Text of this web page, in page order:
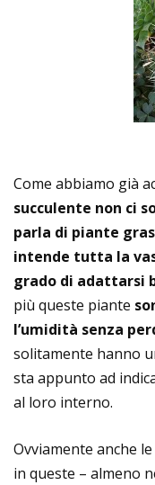
Come abbiamo già
succulente non ci
parla di piante
intende tutta la
grado di adattarsi
più queste piante
l’umidità senza
solitamente hanno
sta appunto ad
al loro interno.
Ovviamente anche
in queste – almeno